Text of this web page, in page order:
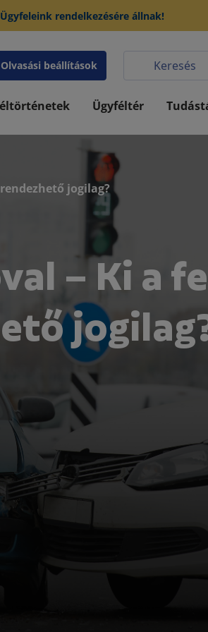
rendelkezésére állnak!
Olvasási beállítások
Ügyféltér
jogilag?
– Ki a